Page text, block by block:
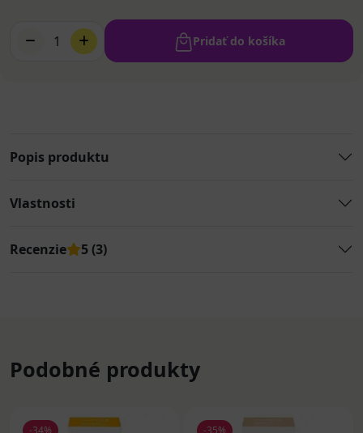
1 Pridať do košíka
Popis produktu
Vlastnosti
Recenzie 5 (3)
Podobné produkty
-34% -35%